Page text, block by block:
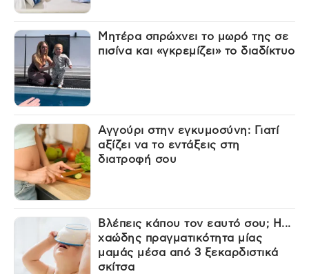
Μητέρα σπρώχνει το μωρό της σε
πισίνα και «γκρεμίζει» το διαδίκτυο
Αγγούρι στην εγκυμοσύνη: Γιατί
αξίζει να το εντάξεις στη
διατροφή σου
Βλέπεις κάπου τον εαυτό σου; Η...
χαώδης πραγματικότητα μίας
μαμάς μέσα από 3 ξεκαρδιστικά
σκίτσα